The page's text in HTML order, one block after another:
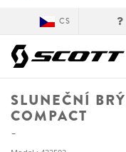
CS
SLUNEČNÍ
COMPACT